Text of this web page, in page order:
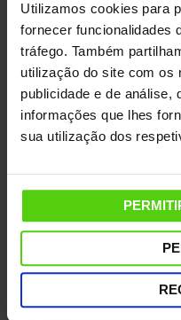
Utilizamos cookies para
fornecer funcionalidades
tráfego. Também
utilização do site com os
publicidade e de análise,
informações que lhes
sua utilização dos
deServiço de
DETALHES
DADOS TÉCNICOS
OUTRAS